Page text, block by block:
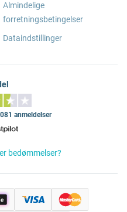
Almindelige
forretningsbetingelser
Dataindstillinger
anmeldelser
bedømmelser?